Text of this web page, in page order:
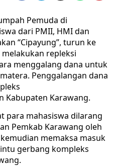
Pemuda di
dari PMII, HMI dan
“Cipayung”, turun ke
melakukan repleksi
menggalang dana untuk
Penggalangan dana
Kabupaten Karawang.
para mahasiswa dilarang
Pemkab Karawang oleh
memaksa masuk
gerbang kompleks